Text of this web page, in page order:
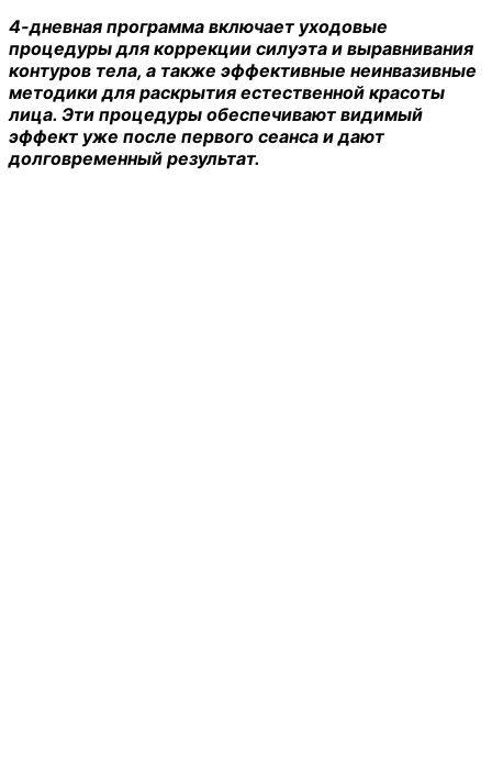
4-дневная программа включает уходовые
процедуры для коррекции силуэта и выравнивания
контуров тела, а также эффективные неинвазивные
методики для раскрытия естественной красоты
лица. Эти процедуры обеспечивают видимый
эффект уже после первого сеанса и дают
долговременный результат.